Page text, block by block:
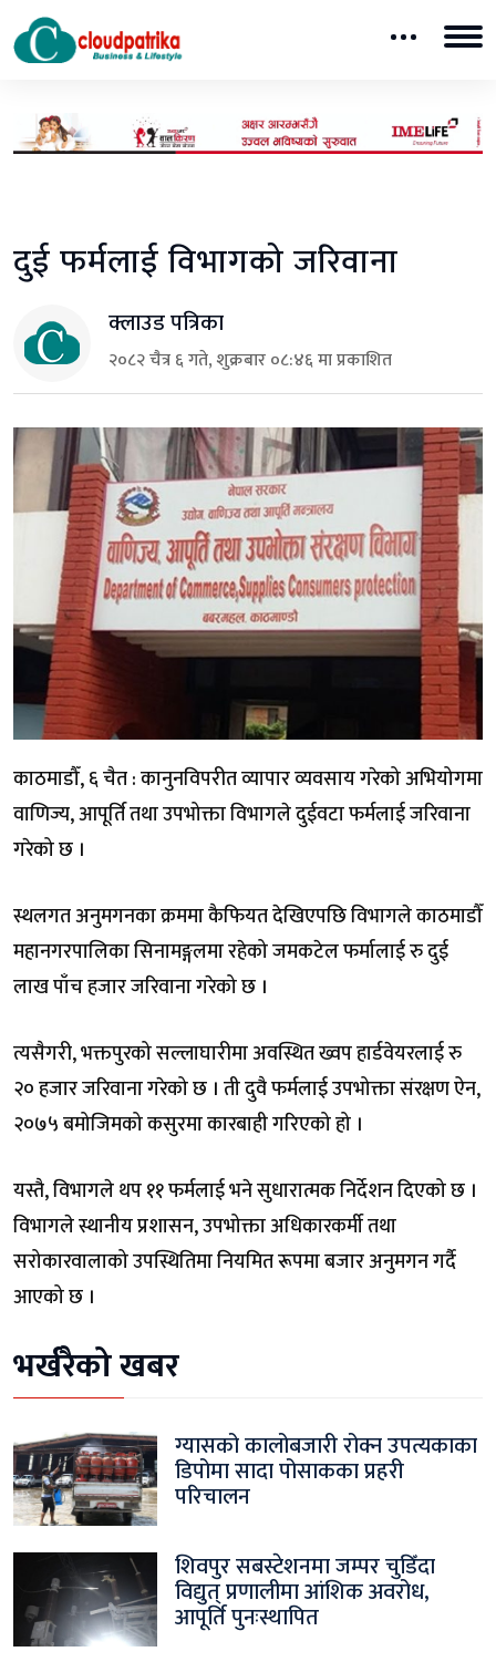
दुई फर्मलाई विभागको जरिवाना
क्लाउड पत्रिका
२०८२ चैत्र ६ गते, शुक्रबार ०८:४६ मा प्रकाशित
काठमाडौँ, ६ चैत : कानुनविपरीत व्यापार व्यवसाय गरेको अभियोगमा
वाणिज्य, आपूर्ति तथा उपभोक्ता विभागले दुईवटा फर्मलाई जरिवाना
गरेको छ ।
स्थलगत अनुमगनका क्रममा कैफियत देखिएपछि विभागले काठमाडौँ
महानगरपालिका सिनामङ्गलमा रहेको जमकटेल फर्मालाई रु दुई
लाख पाँच हजार जरिवाना गरेको छ ।
त्यसैगरी, भक्तपुरको सल्लाघारीमा अवस्थित ख्वप हार्डवेयरलाई रु
२० हजार जरिवाना गरेको छ । ती दुवै फर्मलाई उपभोक्ता संरक्षण ऐन,
२०७५ बमोजिमको कसुरमा कारबाही गरिएको हो ।
यस्तै, विभागले थप ११ फर्मलाई भने सुधारात्मक निर्देशन दिएको छ ।
विभागले स्थानीय प्रशासन, उपभोक्ता अधिकारकर्मी तथा
सरोकारवालाको उपस्थितिमा नियमित रूपमा बजार अनुमगन गर्दै
आएको छ ।
भर्खरैको खबर
ग्यासको कालोबजारी रोक्न उपत्यकाका
डिपोमा सादा पोसाकका प्रहरी
परिचालन
शिवपुर सबस्टेशनमा जम्पर चुडिँदा
विद्युत् प्रणालीमा आंशिक अवरोध,
आपूर्ति पुनःस्थापित